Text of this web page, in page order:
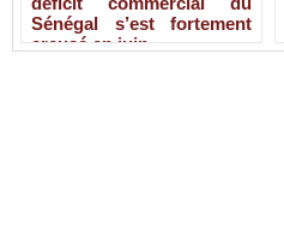
Sénégal s’est fortement
creusé en juin